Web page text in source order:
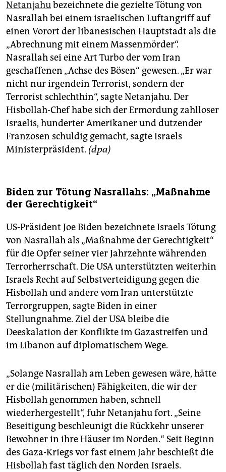
Netanjahubezeichnete die gezielte Tötung von
Nasrallah bei einem israelischen Luftangriff auf
einen Vorort der libanesischen Hauptstadt als die
„Abrechnung mit einem Massenmörder“.
Nasrallah sei eine Art Turbo der vom Iran
geschaffenen „Achse des Bösen“ gewesen. „Er war
nicht nur irgendein Terrorist, sondern der
Terrorist schlechthin“, sagte Netanjahu. Der
Hisbollah-Chef habe sich der Ermordung zahlloser
Israelis, hunderter Amerikaner und dutzender
Franzosen schuldig gemacht, sagte Israels
Ministerpräsident. (dpa)
Biden zur Tötung Nasrallahs: „Maßnahme
der Gerechtigkeit“
US-Präsident Joe Biden bezeichnete Israels Tötung
von Nasrallah als „Maßnahme der Gerechtigkeit“
für die Opfer seiner vier Jahrzehnte währenden
Terrorherrschaft. Die USA unterstützten weiterhin
Israels Recht auf Selbstverteidigung gegen die
Hisbollah und andere vom Iran unterstützte
Terrorgruppen, sagte Biden in einer
Stellungnahme. Ziel der USA bleibe die
Deeskalation der Konflikte im Gazastreifen und
im Libanon auf diplomatischem Wege.
„Solange Nasrallah am Leben gewesen wäre, hätte
er die (militärischen) Fähigkeiten, die wir der
Hisbollah genommen haben, schnell
wiederhergestellt“, fuhr Netanjahu fort. „Seine
Beseitigung beschleunigt die Rückkehr unserer
Bewohner in ihre Häuser im Norden.“ Seit Beginn
des Gaza-Kriegs vor fast einem Jahr beschießt die
Hisbollah fast täglich den Norden Israels.